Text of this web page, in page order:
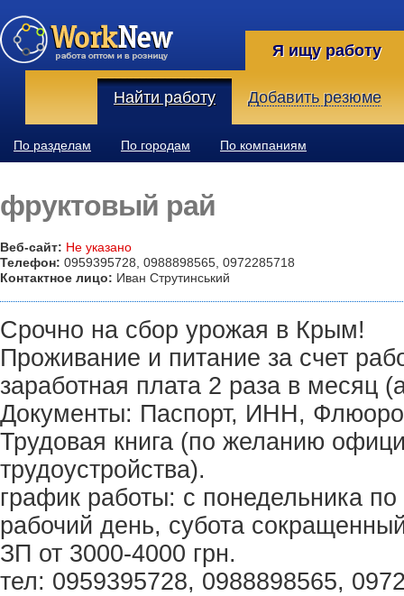
Я ищу работу
Найти работу Добавить резюме
По разделам По городам По компаниям
фруктовый рай
Веб-сайт: Не указано
Телефон: 0959395728, 0988898565, 0972285718
Контактное лицо: Иван Струтинський
Срочно на сбор урожая в Крым!
Проживание и питание за счет
заработная плата 2 раза в месяц
Документы: Паспорт, ИНН,
Трудовая книга (по желанию
трудоустройства).
график работы: с понедельника
рабочий день, субота
ЗП от 3000-4000 грн.
тел: 0959395728, 0988898565,